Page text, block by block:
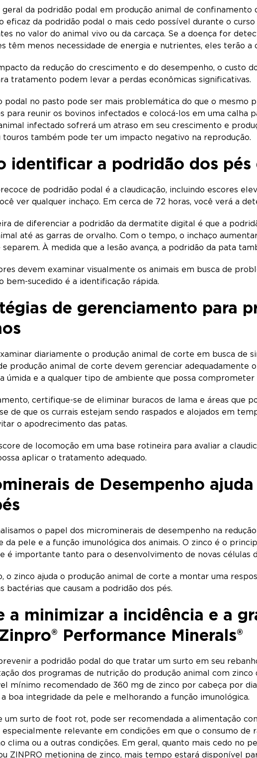
da podridão podal em produção animal de confinamento
eficaz da podridão podal o mais cedo possível durante o
no valor do animal vivo ou da carcaça. Se a doença for
têm menos necessidade de energia e nutrientes, eles terão
da redução do crescimento e do desempenho, o custo
tratamento podem levar a perdas econômicas significativas.
podal no pasto pode ser mais problemática do que o mesmo
para reunir os bovinos infectados e colocá-los em uma
infectado sofrerá um atraso em seu crescimento e
touros também pode ter um impacto negativo na reprodução.
identificar a podridão dos pés
de podridão podal é a claudicação, incluindo escores
ver qualquer inchaço. Em cerca de 72 horas, você verá a
de diferenciar a podridão da dermatite digital é que a
até as garras de orvalho. Com o tempo, o inchaço
separem. À medida que a lesão avança, a podridão da pata
devem examinar visualmente os animais em busca de
bem-sucedido é a identificação rápida.
de gerenciamento para
diariamente o produção animal de corte em busca de
produção animal de corte devem gerenciar adequadamente
úmida e a qualquer tipo de ambiente que possa comprometer
certifique-se de eliminar buracos de lama e áreas que
de que os currais estejam sendo raspados e alojados em
o apodrecimento das patas.
de locomoção em uma base rotineira para avaliar a
aplicar o tratamento adequado.
de Desempenho
o papel dos microminerais de desempenho na
da pele e a função imunológica dos animais. O zinco é o
é importante tanto para o desenvolvimento de novas células
o zinco ajuda o produção animal de corte a montar uma
bactérias que causam a podridão dos pés.
a minimizar a incidência e a
Performance Minerals®
a podridão podal do que tratar um surto em seu
dos programas de nutrição do produção animal com zinco
mínimo recomendado de 360 mg de zinco por cabeça por
boa integridade da pele e melhorando a função imunológica.
um surto de foot rot, pode ser recomendada a alimentação
especialmente relevante em condições em que o consumo de
clima ou a outras condições. Em geral, quanto mais cedo
ZINPRO metionina de zinco, mais tempo estará disponível